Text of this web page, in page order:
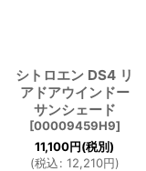
シトロエン DS4 リ
アドアウインドー
サンシェード
[00009459H9]
11,100円(税別)
(税込: 12,210円)